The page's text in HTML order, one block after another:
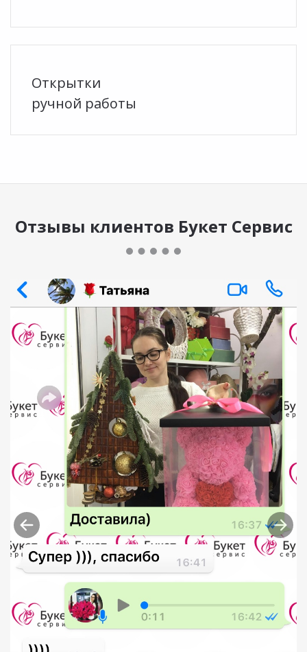
Открытки
ручной работы
Отзывы клиентов Букет Сервис